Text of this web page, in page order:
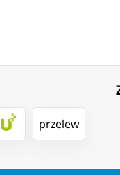
przelew